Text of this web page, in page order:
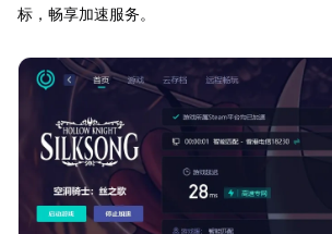
标，畅享加速服务。